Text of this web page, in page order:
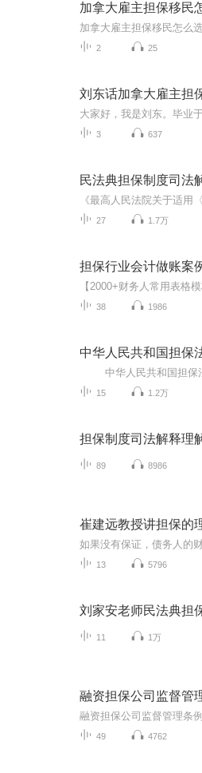
加拿大雇主担保移民
2 25
刘东话加拿大雇主担
3 637
民法典担保制度司法
27 1.7万
担保行业会计做账案
38 1986
中华人民共和国担保
15 1.2万
担保制度司法解释理
89 8986
崔建远教授讲担保的
13 5796
刘家安老师民法典担
11 1万
融资担保公司监督管
融资担保公司监督管理条例
49 4762